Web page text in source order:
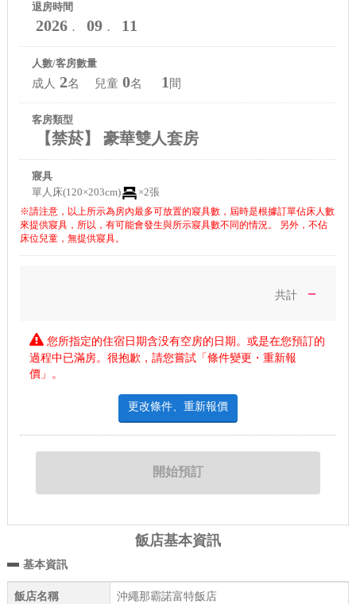
退房時間
2026． 09． 11
人數/客房數量
成人 2名 兒童 0名 1 間
客房類型
【禁菸】 豪華雙人套房
寢具
單人床(120×203cm)
×2張
※請注意，以上所示為房內最多可放置的寢具數，屆時是根據訂單佔床人數
來提供寢具，所以，有可能會發生與所示寢具數不同的情況。 另外，不佔
床位兒童，無提供寢具。
共計 －
您所指定的住宿日期含没有空房的日期。或是在您預訂的
過程中已滿房。很抱歉，請您嘗試「條件變更・重新報
價」。
更改條件、重新報價
飯店基本資訊
基本資訊
飯店名稱 沖繩那霸諾富特飯店